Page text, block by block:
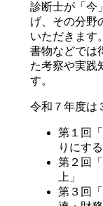
診断士が「今
げ、その分野
いただきます。
書物などでは
た考察や実践
す。
令和７年度は
第１回
りにする
第２回
上」
第３回